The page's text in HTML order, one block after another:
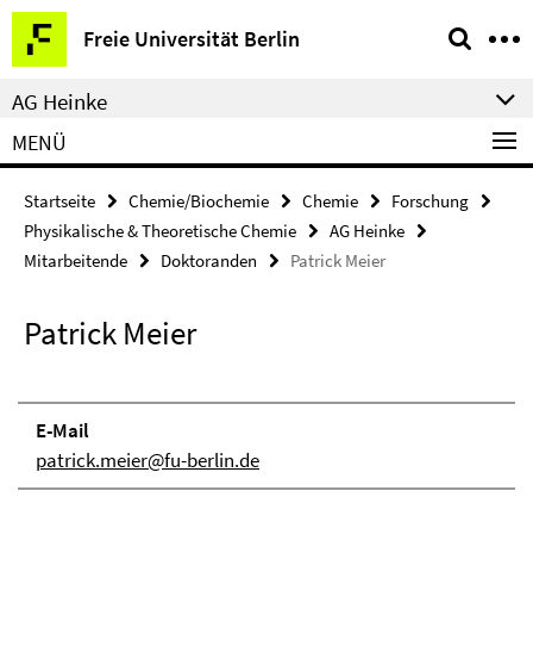
Springe
direkt
zu
Inhalt
Freie Universität Berlin
Service-
Navigation
AG Heinke
MENÜ
Startseite Chemie/Biochemie Chemie
Forschung
Physikalische & Theoretische Chemie
AG Heinke
Mitarbeitende
Doktoranden Patrick Meier
Patrick Meier
E-Mail
patrick.meier@fu-berlin.de